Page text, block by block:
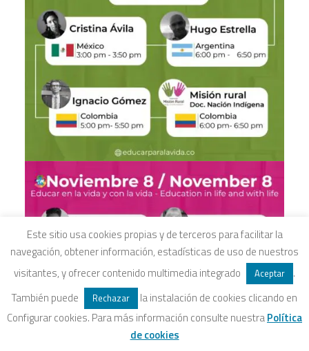
Este sitio usa cookies propias y de terceros para facilitar la
navegación, obtener información, estadísticas de uso de nuestros
visitantes, y ofrecer contenido multimedia integrado
Aceptar
.
También puede
Rechazar
la instalación de cookies clicando en
Configurar cookies. Para más información consulte nuestraPolítica
de cookies